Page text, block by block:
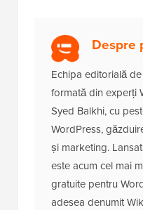
Despre
Echipa editorială
formată din experți
Syed Balkhi, cu
WordPress,
și marketing.
este acum cel mai
gratuite pentru
adesea denumit